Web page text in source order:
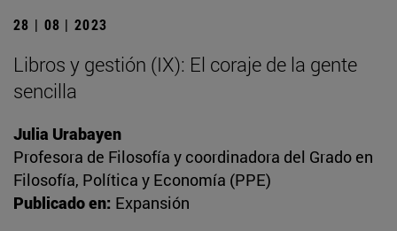
28 | 08 | 2023
Libros y gestión (IX): El coraje de la gente
sencilla
Julia Urabayen
Profesora de Filosofía y coordinadora del Grado en
Filosofía, Política y Economía (PPE)
Publicado en: Expansión